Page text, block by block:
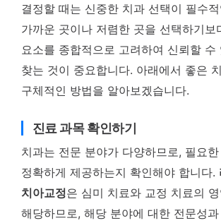
결정할 때는 신중한 치과 선택이 필수
가까운 곳이나 저렴한 곳을 선택하기보
요소를 종합적으로 고려하여 신뢰할 수
찾는 것이 중요합니다. 아래에서 좋은
구체적인 방법을 알아보겠습니다.
진료 과목 확인하기
치과는 전문 분야가 다양하므로, 필요
정확하게 제공하는지 확인해야 합니다.
치아교정은 심미 치료와 교정 치료의 영
해당하므로, 해당 분야에 대한 전문성